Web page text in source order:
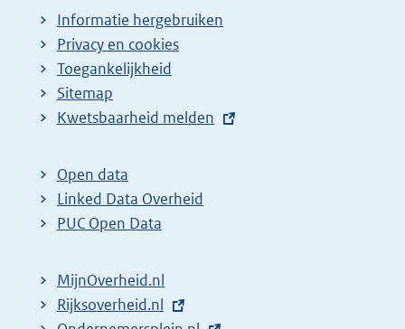
Informatie hergebruiken
Privacy en cookies
Toegankelijkheid
Sitemap
E
t
e
r
l
i
Kwetsbaarheid melden
Open data
Linked Data Overheid
PUC Open Data
MijnOverheid.nl
E
Rijksoverheid.nl